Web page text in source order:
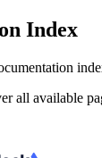
Index
all available